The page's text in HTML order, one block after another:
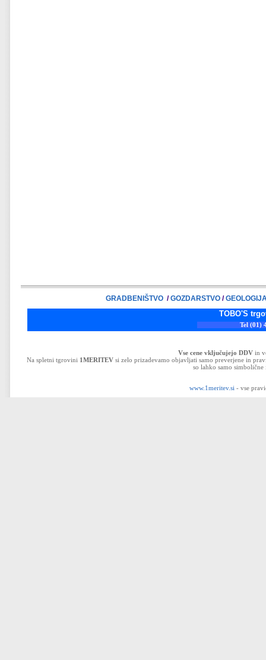
GRADBENIŠTVO /GOZDARSTVO/
TOBO'S trgovina
Tel (01) 43-32-
Vse cene vključujejo DDV in
Na spletni tgrovini 1MERITEV si zelo prizadevamo objavljati samo preverjene in
so lahko samo simbolične
www.1meritev.si - vse